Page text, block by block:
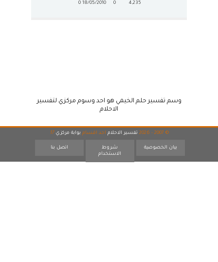
4,235
0
18/05/2010
0
وسم تفسير حلم الخيمي هو احد وسوم مركزي لتفسير
الاحلام
© 2007 - 2026 تفسير الاحلام احد اقسام بوابة مركزي 17
بيان الخصوصية
شروط
الاستخدام
اتصل بنا